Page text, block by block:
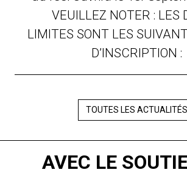
VEUILLEZ NOTER : LES
LIMITES SONT LES
D’INSCRIPTION :
TOUTES LES ACTUALITÉS
AVEC LE